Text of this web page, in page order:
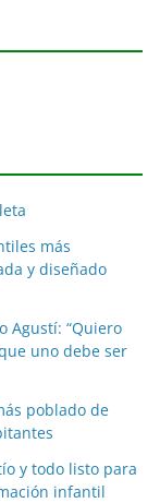
más
y diseñado
Agustí: “Quiero
uno debe ser
poblado de
y todo listo para
infantil